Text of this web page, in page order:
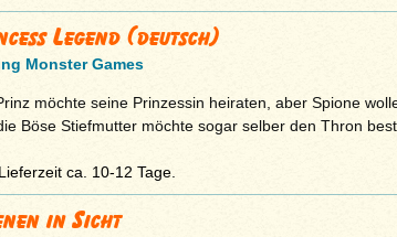
Legend (deutsch)
Monster Games
möchte seine Prinzessin heiraten, aber Spione
Böse Stiefmutter möchte sogar selber den Thron
Lieferzeit ca. 10-12 Tage.
in Sicht